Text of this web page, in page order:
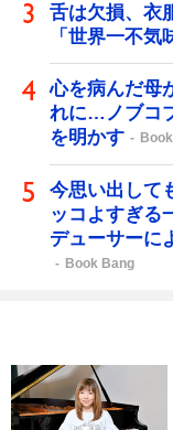
舌は欠損、衣
「世界一不
心を病んだ母
れに…ノブコ
を明かす
今思い出して
ッコよすぎる
デューサーに
Book Bang